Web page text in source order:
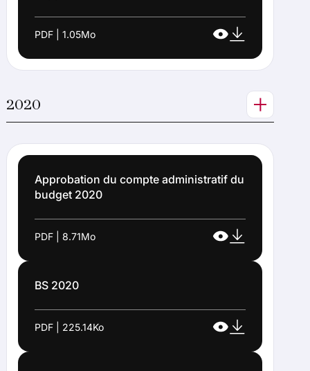
PDF | 1.05Mo
2020
Approbation du compte administratif du
budget 2020
PDF | 8.71Mo
BS 2020
PDF | 225.14Ko